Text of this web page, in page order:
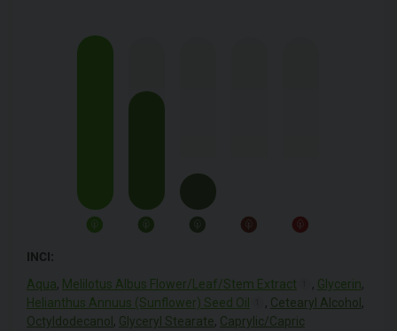
INCI:
Aqua, Melilotus Albus Flower/Leaf/Stem Extract , Glycerin,
Helianthus Annuus (Sunflower) Seed Oil
, Cetearyl Alcohol ,
Octyldodecanol , Glyceryl Stearate, Caprylic/Capric